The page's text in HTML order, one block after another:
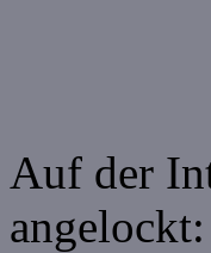
Auf der
angelockt: